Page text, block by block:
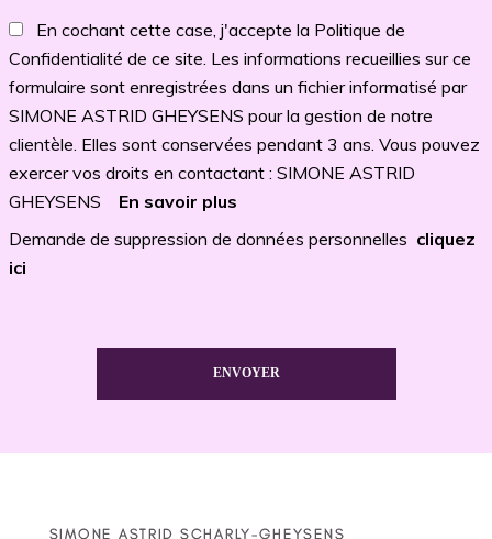
En cochant cette case, j'accepte la Politique de
Confidentialité de ce site. Les informations recueillies sur ce
formulaire sont enregistrées dans un fichier informatisé par
SIMONE ASTRID GHEYSENS pour la gestion de notre
clientèle. Elles sont conservées pendant 3 ans. Vous pouvez
exercer vos droits en contactant : SIMONE ASTRID
GHEYSENS En savoir plus
Demande de suppression de données personnelles cliquez
ici
ENVOYER